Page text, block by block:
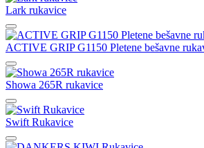
Lark rukavice
ACTIVE GRIP G1150 Pletene bešavne
Showa 265R rukavice
Swift Rukavice